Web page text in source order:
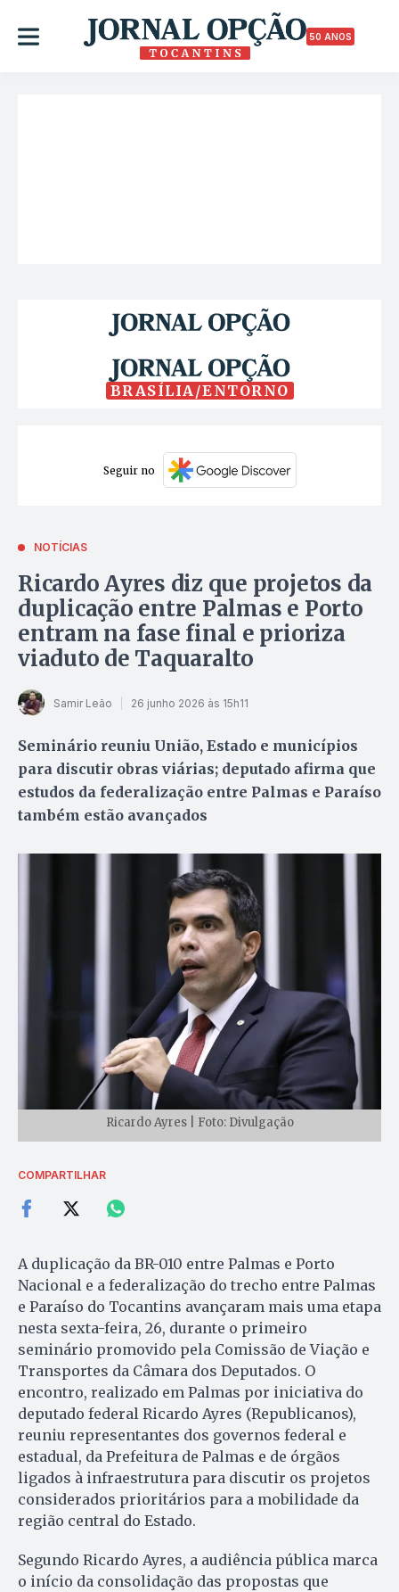
50 ANOS
BRASÍLIA/ENTORNO
Seguir no
NOTÍCIAS
Ricardo Ayres diz que projetos da
duplicação entre Palmas e Porto
entram na fase final e prioriza
viaduto de Taquaralto
Samir Leão 26 junho 2026 às 15h11
Seminário reuniu União, Estado e municípios
para discutir obras viárias; deputado afirma que
estudos da federalização entre Palmas e Paraíso
também estão avançados
Ricardo Ayres | Foto: Divulgação
COMPARTILHAR
A duplicação da BR-010 entre Palmas e Porto
Nacional e a federalização do trecho entre Palmas
e Paraíso do Tocantins avançaram mais uma etapa
nesta sexta-feira, 26, durante o primeiro
seminário promovido pela Comissão de Viação e
Transportes da Câmara dos Deputados. O
encontro, realizado em Palmas por iniciativa do
deputado federal Ricardo Ayres (Republicanos),
reuniu representantes dos governos federal e
estadual, da Prefeitura de Palmas e de órgãos
ligados à infraestrutura para discutir os projetos
considerados prioritários para a mobilidade da
região central do Estado.
Segundo Ricardo Ayres, a audiência pública marca
o início da consolidação das propostas que